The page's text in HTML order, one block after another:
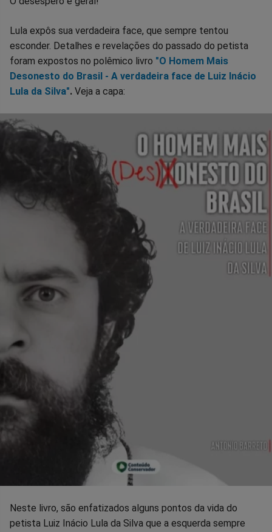
Lula expôs sua verdadeira face, que sempre tentou
esconder. Detalhes e revelações do passado do petista
foram expostos no polêmico livro "O Homem Mais
Desonesto do Brasil - A verdadeira face de Luiz Inácio
Lula da Silva". Veja a capa:
Neste livro, são enfatizados alguns pontos da vida do
petista Luiz Inácio Lula da Silva que a esquerda sempre